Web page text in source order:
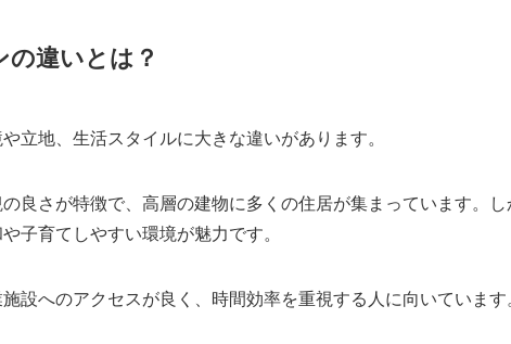
違いとは？
立地、生活スタイルに大きな違いがあります。
良さが特徴で、高層の建物に多くの住居が集まっています。
子育てしやすい環境が魅力です。
設へのアクセスが良く、時間効率を重視する人に向いています。